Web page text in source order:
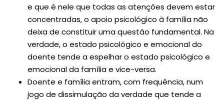
e que é nele que todas as atenções devem estar
concentradas, o apoio psicológico à família não
deixa de constituir uma questão fundamental. Na
verdade, o estado psicológico e emocional do
doente tende a espelhar o estado psicológico e
emocional da família e vice-versa.
Doente e família entram, com frequência, num
jogo de dissimulação da verdade que tende a